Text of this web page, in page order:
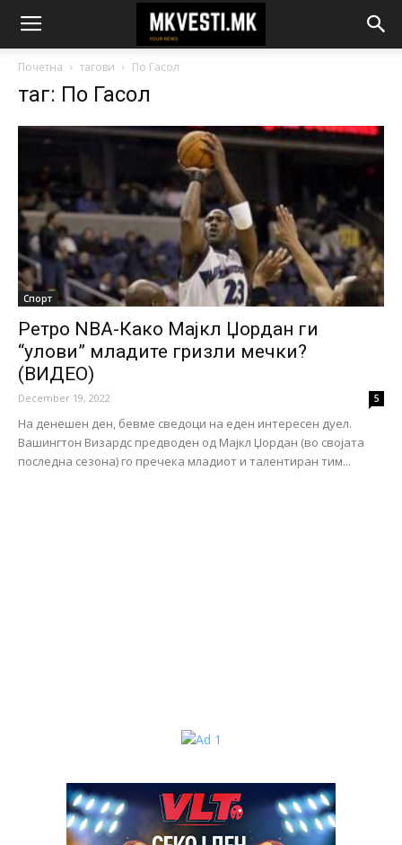
Почетна тагови По Гасол
таг: По Гасол
Спорт
Ретро NBA-Како Мајкл Џордан ги
“улови” младите гризли мечки?
(ВИДЕО)
December 19, 2022 5
На денешен ден, бевме сведоци на еден интересен дуел.
Вашингтон Визардс предводен од Мајкл Џордан (во својата
последна сезона) го пречека младиот и талентиран тим...